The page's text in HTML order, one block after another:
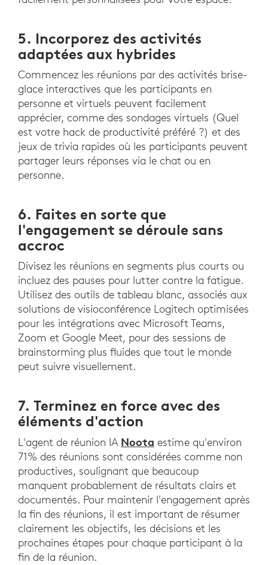
5. Incorporez des activités
adaptées aux hybrides
Commencez les réunions par des activités brise-
glace interactives que les participants en
personne et virtuels peuvent facilement
apprécier, comme des sondages virtuels (Quel
est votre hack de productivité préféré ?) et des
jeux de trivia rapides où les participants peuvent
partager leurs réponses via le chat ou en
personne.
6. Faites en sorte que
l'engagement se déroule sans
accroc
Divisez les réunions en segments plus courts ou
incluez des pauses pour lutter contre la fatigue.
Utilisez des outils de tableau blanc, associés aux
solutions de visioconférence Logitech optimisées
pour les intégrations avec Microsoft Teams,
Zoom et Google Meet, pour des sessions de
brainstorming plus fluides que tout le monde
peut suivre visuellement.
7. Terminez en force avec des
éléments d'action
L'agent de réunion IA Noota estime qu'environ
71% des réunions sont considérées comme non
productives, soulignant que beaucoup
manquent probablement de résultats clairs et
documentés. Pour maintenir l'engagement après
la fin des réunions, il est important de résumer
clairement les objectifs, les décisions et les
prochaines étapes pour chaque participant à la
fin de la réunion.